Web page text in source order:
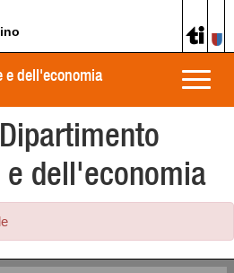
Toggle
e dell'economia
dell'economia